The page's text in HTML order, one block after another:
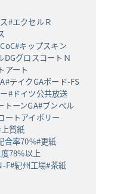
エクセルＲ
キップスキン
DGグロスコートＮ
アート
テイクGAボード-FS
ドイツ公共放送
トーンGA ブンペル
ートアイボリー
上質紙
合率70% 更紙
78%以上
F 紀州工場 茶紙